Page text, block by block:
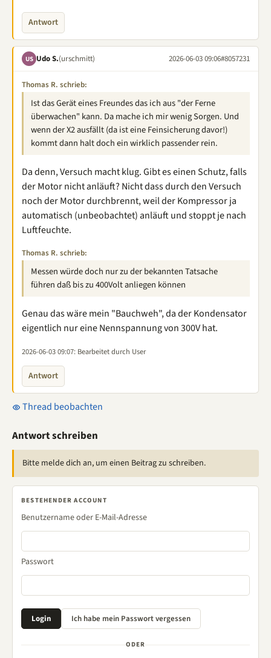
Antwort
US Udo S.(urschmitt) 2026-06-03 09:06#8057231
Thomas R. schrieb:
Ist das Gerät eines Freundes das ich aus "der Ferne
überwachen" kann. Da mache ich mir wenig Sorgen. Und
wenn der X2 ausfällt (da ist eine Feinsicherung davor!)
kommt dann halt doch ein wirklich passender rein.
Da denn, Versuch macht klug. Gibt es einen Schutz, falls
der Motor nicht anläuft? Nicht dass durch den Versuch
noch der Motor durchbrennt, weil der Kompressor ja
automatisch (unbeobachtet) anläuft und stoppt je nach
Luftfeuchte.
Thomas R. schrieb:
Messen würde doch nur zu der bekannten Tatsache
führen daß bis zu 400Volt anliegen können
Genau das wäre mein "Bauchweh", da der Kondensator
eigentlich nur eine Nennspannung von 300V hat.
2026-06-03 09:07: Bearbeitet durch User
Antwort
Thread beobachten
Antwort schreiben
Bitte melde dich an, um einen Beitrag zu schreiben.
BESTEHENDER ACCOUNT
Benutzername oder E-Mail-Adresse
Passwort
ODER